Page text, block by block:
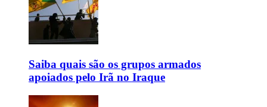
Saiba quais são os grupos armados
apoiados pelo Irã no Iraque